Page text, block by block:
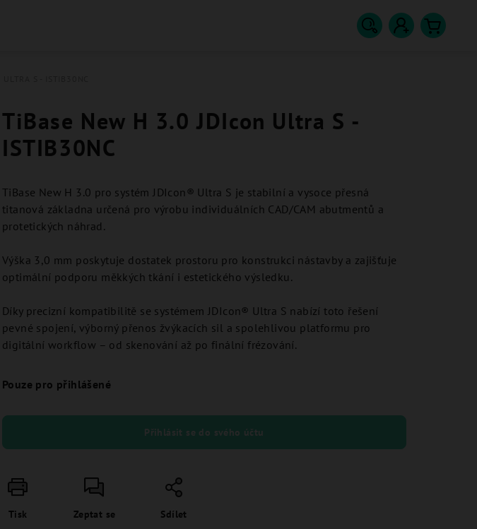
TiBase New H 3.0 JDIcon Ultra S -
ISTIB30NC
TiBase New H 3.0 pro systém JDIcon® Ultra S je stabilní a vysoce přesná
titanová základna určená pro výrobu individuálních CAD/CAM abutmentů a
protetických náhrad.
Výška 3,0 mm poskytuje dostatek prostoru pro konstrukci nástavby a zajišťuje
optimální podporu měkkých tkání i estetického výsledku.
Díky precizní kompatibilitě se systémem JDIcon® Ultra S nabízí toto řešení
pevné spojení, výborný přenos žvýkacích sil a spolehlivou platformu pro
digitální workflow – od skenování až po finální frézování.
Pouze pro přihlášené
Přihlásit se do svého účtu
Tisk Zeptat se Sdílet